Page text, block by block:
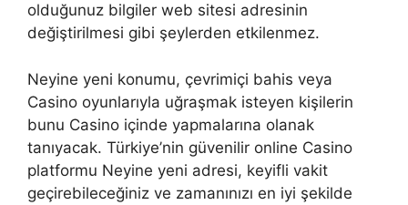
olduğunuz bilgiler web sitesi adresinin
değiştirilmesi gibi şeylerden etkilenmez.
Neyine yeni konumu, çevrimiçi bahis veya
Casino oyunlarıyla uğraşmak isteyen kişilerin
bunu Casino içinde yapmalarına olanak
tanıyacak. Türkiye’nin güvenilir online Casino
platformu Neyine yeni adresi, keyifli vakit
geçirebileceğiniz ve zamanınızı en iyi şekilde